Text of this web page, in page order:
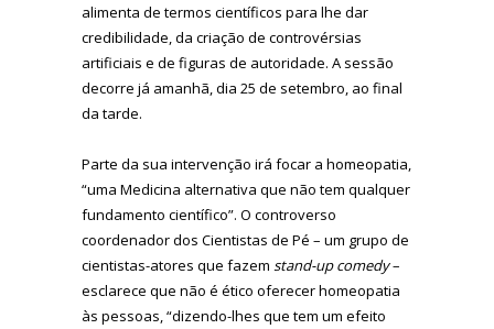
alimenta de termos científicos para lhe dar
credibilidade, da criação de controvérsias
artificiais e de figuras de autoridade. A sessão
decorre já amanhã, dia 25 de setembro, ao final
da tarde.
Parte da sua intervenção irá focar a homeopatia,
“uma Medicina alternativa que não tem qualquer
fundamento científico”. O controverso
coordenador dos Cientistas de Pé – um grupo de
cientistas-atores que fazem stand-up comedy–
esclarece que não é ético oferecer homeopatia
às pessoas, “dizendo-lhes que tem um efeito